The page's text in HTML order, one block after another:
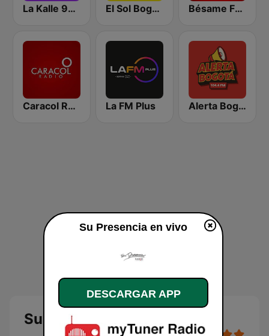
La Kalle 96.9 FM El Sol Bogotá Bésame FM Bogotá
Caracol Radio Medellín La FM Plus Alerta Bogotá 104.4 FM
Su Presencia
Su Presencia en vivo
DESCARGAR APP